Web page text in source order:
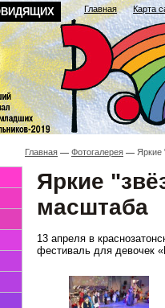
Главная Карта
Главная Фотогалерея Яркие
Яркие
масштаба
13 апреля в
фестиваль для девочек